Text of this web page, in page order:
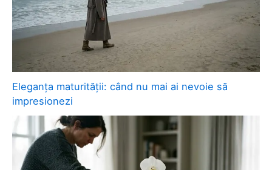
Eleganța maturității: când nu mai ai nevoie să
impresionezi